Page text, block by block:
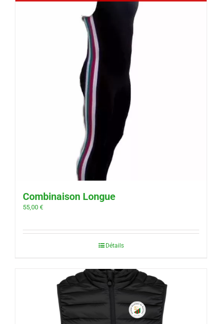
Combinaison Longue
55,00 €
Détails